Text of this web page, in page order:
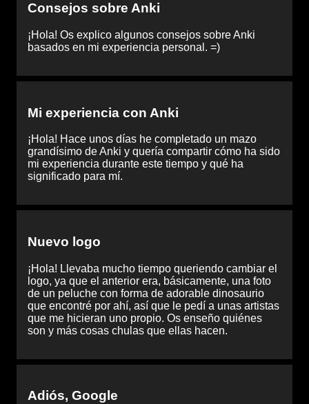
Consejos sobre Anki
¡Hola! Os explico algunos consejos sobre Anki
basados en mi experiencia personal. =)
Mi experiencia con Anki
¡Hola! Hace unos días he completado un mazo
grandísimo de Anki y quería compartir cómo ha sido
mi experiencia durante este tiempo y qué ha
significado para mí.
Nuevo logo
¡Hola! Llevaba mucho tiempo queriendo cambiar el
logo, ya que el anterior era, básicamente, una foto
de un peluche con forma de adorable dinosaurio
que encontré por ahí, así que le pedí a unas artistas
que me hicieran uno propio. Os enseño quiénes
son y más cosas chulas que ellas hacen.
Adiós, Google